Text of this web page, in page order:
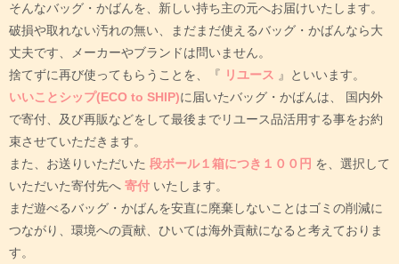
そんなバッグ・かばんを、新しい持ち主の元へお届けいたします。
破損や取れない汚れの無い、まだまだ使えるバッグ・かばんなら大
丈夫です、メーカーやブランドは問いません。
捨てずに再び使ってもらうことを、『 リユース 』といいます。
いいことシップ(ECO to SHIP)に届いたバッグ・かばんは、
国内外
で寄付、及び再販などをして最後までリユース品活用する事をお約
束させていただきます。
また、お送りいただいた 段ボール１箱につき１００円 を、選択して
いただいた寄付先へ 寄付 いたします。
まだ遊べるバッグ・かばんを安直に廃棄しないことはゴミの削減に
つながり、環境への貢献、ひいては海外貢献になると考えておりま
す。